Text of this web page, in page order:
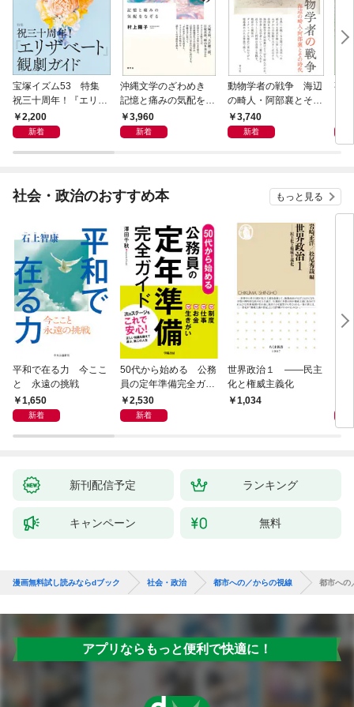
宝塚イズム53 特集
祝三十周年！『エリザ
ベート』観劇ガイド
2,200
新着
沖縄文学のざわめき
記憶と痛みの気配をな
ぞる3,960
新着
動物学者の戦争 海辺
の畸人・阿部襄とその
時代3,740
新着
事
社会・政治のおすすめ本 もっと見る
平和で在る力 今ここ
と 永遠の挑戦
1,650
新着
50代から始める 公務
員の定年準備完全ガイ
ド2,530
新着
世界政治１ ――民主
化と権威主義化
1,034
新刊配信予定 ランキング
キャンペーン 無料
漫画無料試し読みならdブック 社会・政治 都市への／からの視線 都市への
アプリならもっと便利で快適に！